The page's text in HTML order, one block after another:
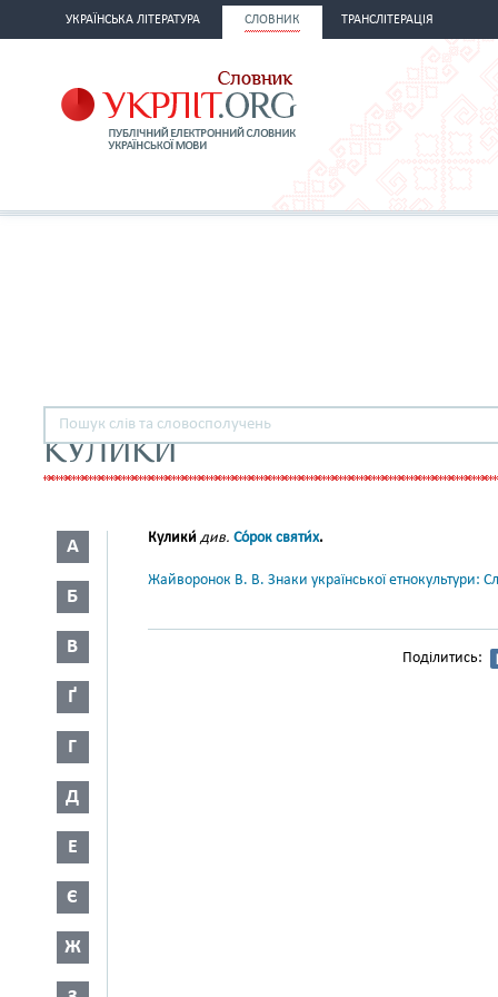
УКРАЇНСЬКА ЛІТЕРАТУРА СЛОВНИК ТРАНСЛІТЕРАЦІЯ
КУЛИКИ
А
Б
В
Ґ
Г
Д
Е
Є
Ж
Кулики́ див. Со́рок святи́х.
Жайворонок В. В. Знаки української етнокультури:
Поділитись: